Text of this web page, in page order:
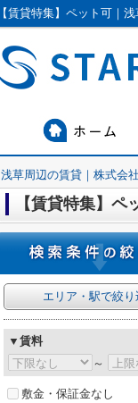
【賃貸特集】ペット可｜
浅草周辺の賃貸｜株式会
【賃貸特集】ペ
エリア・駅で絞り
▼賃料
～
敷金・保証金なし